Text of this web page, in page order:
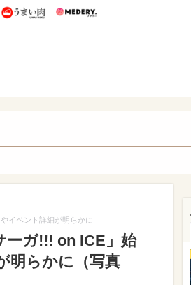
うまいパン うまい肉
イベント詳細が明らかに
ーガ!!! on ICE」始
明らかに（写真